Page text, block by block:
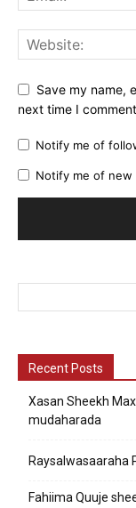
Save my name,
next time I
Notify me of
Notify me of new
Recent Posts
Xasan Sheekh
mudaharada
Raysalwasaaraha
Fahiima Quuje